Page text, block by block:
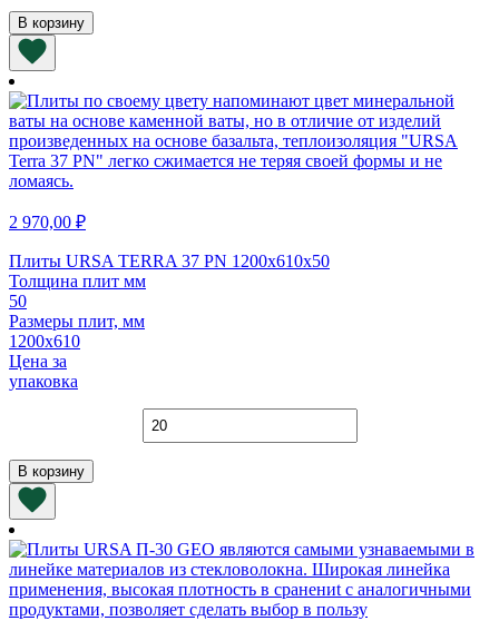
10000х1220х50
мм
В корзину
2 970,00 ₽
Плиты URSA TERRA 37 PN 1200х610х50
Толщина плит мм
50
Размеры плит, мм
1200х610
Цена за
упаковка
Количество
товара
1200х610х50
В корзину